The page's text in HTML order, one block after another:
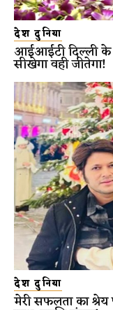
देश दुनिया
आईआईटी दिल्ली के
सीखेगा वही जीतेगा!
देश दुनिया
मेरी सफलता का